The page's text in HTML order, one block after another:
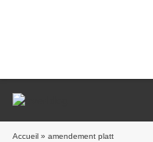
Accueil » amendement platt